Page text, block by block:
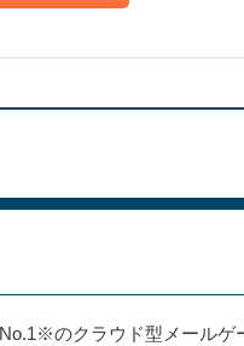
のクラウド型メールゲ